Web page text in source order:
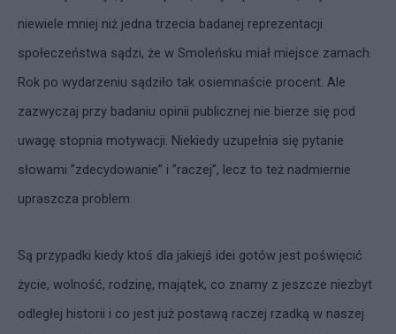
niewiele mniej niż jedna trzecia badanej reprezentacji
społeczeństwa sądzi, że w Smoleńsku miał miejsce zamach.
Rok po wydarzeniu sądziło tak osiemnaście procent. Ale
zazwyczaj przy badaniu opinii publicznej nie bierze się pod
uwagę stopnia motywacji. Niekiedy uzupełnia się pytanie
słowami ”zdecydowanie” i ”raczej”, lecz to też nadmiernie
upraszcza problem.
Są przypadki kiedy ktoś dla jakiejś idei gotów jest poświęcić
życie, wolność, rodzinę, majątek, co znamy z jeszcze niezbyt
odległej historii i co jest już postawą raczej rzadką w naszej